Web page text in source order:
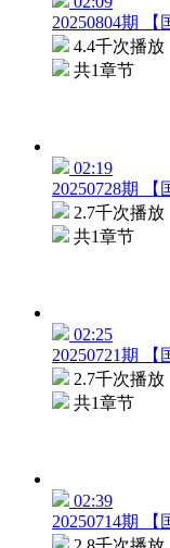
20250804期 【
4.4千次播放
共1章节
02:19
20250728期 【
2.7千次播放
共1章节
02:25
20250721期 【
2.7千次播放
共1章节
02:39
20250714期 【